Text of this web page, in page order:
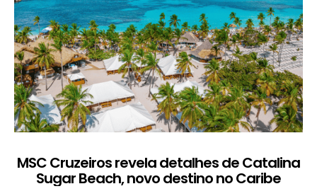
MSC Cruzeiros revela detalhes de Catalina
Sugar Beach, novo destino no Caribe